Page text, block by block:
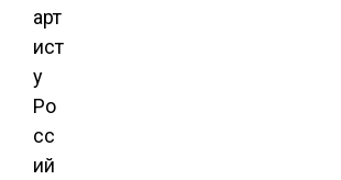
арт
ист
у
Ро
сс
ий